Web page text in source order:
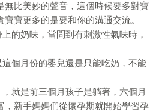
比美妙的聲音，這個時候要多對寶
寶更多的是要和你的溝通交流。
的奶味，當問到有刺激性氣味時，
個月份的嬰兒還是只能吃奶，不能
就是前三個月孩子是躺著，六個月
新手媽媽們從懷孕期就開始學習孕